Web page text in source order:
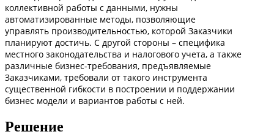
коллективной работы с данными, нужны
автоматизированные методы, позволяющие
управлять производительностью, которой Заказчики
планируют достичь. С другой стороны – специфика
местного законодательства и налогового учета, а также
различные бизнес-требования, предъявляемые
Заказчиками, требовали от такого инструмента
существенной гибкости в построении и поддержании
бизнес модели и вариантов работы с ней.
Решение